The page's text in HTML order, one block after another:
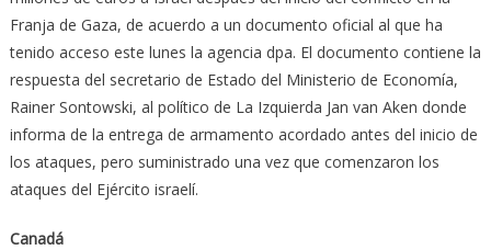
Franja de Gaza, de acuerdo a un documento oficial al que ha
tenido acceso este lunes la agencia dpa. El documento contiene la
respuesta del secretario de Estado del Ministerio de Economía,
Rainer Sontowski, al político de La Izquierda Jan van Aken donde
informa de la entrega de armamento acordado antes del inicio de
los ataques, pero suministrado una vez que comenzaron los
ataques del Ejército israelí.
Canadá